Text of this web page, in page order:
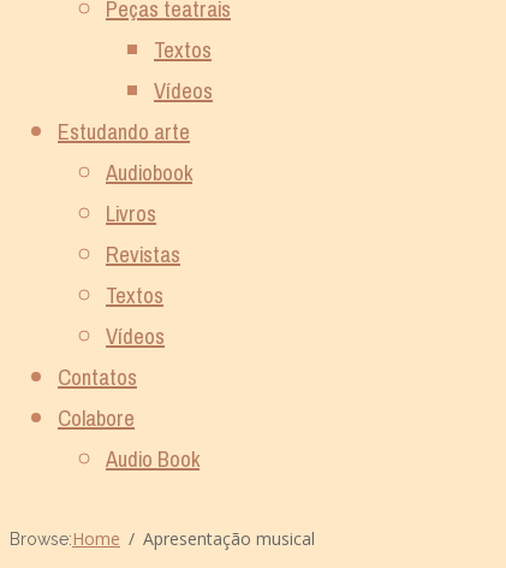
Peças teatrais
Textos
Vídeos
Estudando arte
Audiobook
Livros
Revistas
Textos
Vídeos
Contatos
Colabore
Audio Book
Browse:Home Apresentação musical